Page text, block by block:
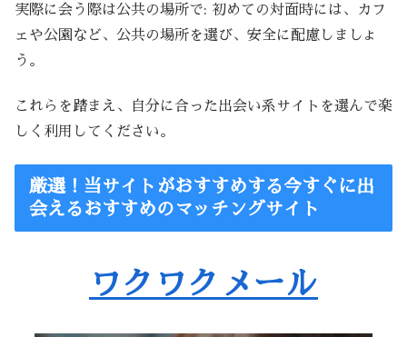
実際に会う際は公共の場所で: 初めての対面時には、カフ
ェや公園など、公共の場所を選び、安全に配慮しましょ
う。
これらを踏まえ、自分に合った出会い系サイトを選んで楽
しく利用してください。
厳選！当サイトがおすすめする今すぐに出
会えるおすすめのマッチングサイト
ワクワクメール